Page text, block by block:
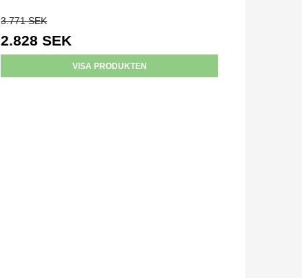
3.771 SEK
2.828 SEK
VISA PRODUKTEN